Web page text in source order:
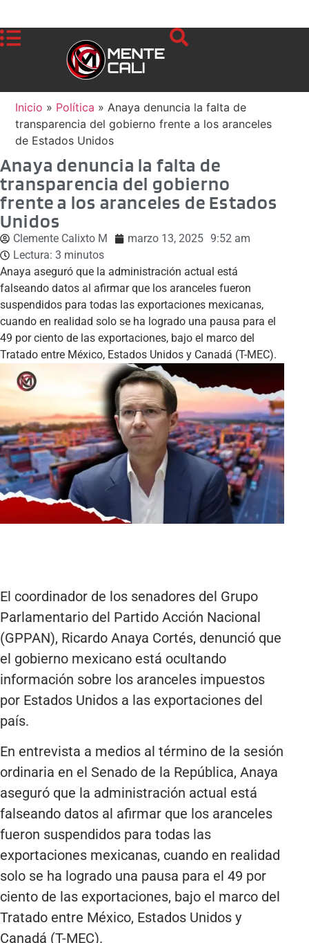
Inicio » Política » Anaya denuncia la falta de
transparencia del gobierno frente a los aranceles
de Estados Unidos
Anaya denuncia la falta de
transparencia del gobierno
frente a los aranceles de Estados
Unidos
Clemente Calixto M marzo 13, 2025 9:52 am
Lectura: 3 minutos
Anaya aseguró que la administración actual está
falseando datos al afirmar que los aranceles fueron
suspendidos para todas las exportaciones mexicanas,
cuando en realidad solo se ha logrado una pausa para el
49 por ciento de las exportaciones, bajo el marco del
Tratado entre México, Estados Unidos y Canadá (T-MEC).
El coordinador de los senadores del Grupo
Parlamentario del Partido Acción Nacional
(GPPAN), Ricardo Anaya Cortés, denunció que
el gobierno mexicano está ocultando
información sobre los aranceles impuestos
por Estados Unidos a las exportaciones del
país.
En entrevista a medios al término de la sesión
ordinaria en el Senado de la República, Anaya
aseguró que la administración actual está
falseando datos al afirmar que los aranceles
fueron suspendidos para todas las
exportaciones mexicanas, cuando en realidad
solo se ha logrado una pausa para el 49 por
ciento de las exportaciones, bajo el marco del
Tratado entre México, Estados Unidos y
Canadá (T-MEC).